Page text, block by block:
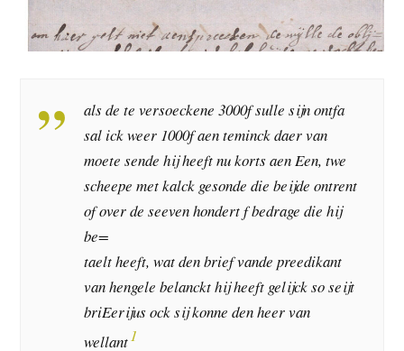
als de te versoeckene 3000f sulle sijn ontfa
sal ick weer 1000f aen teminck daer van
moete sende hij heeft nu korts aen Een, twe
scheepe met kalck gesonde die beijde ontrent
of over de seeven hondert f bedrage die hij
be=
taelt heeft, wat den brief vande preedikant
van hengele belanckt hij heeft gelijck so seijt
briEerijus ock sij konne den heer van
wellant1